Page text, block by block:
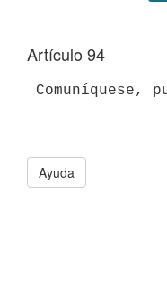
Artículo 94
Ayuda